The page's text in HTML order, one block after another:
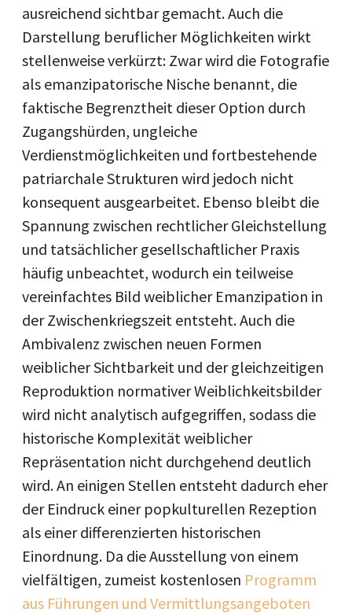
ausreichend sichtbar gemacht. Auch die
Darstellung beruflicher Möglichkeiten wirkt
stellenweise verkürzt: Zwar wird die Fotografie
als emanzipatorische Nische benannt, die
faktische Begrenztheit dieser Option durch
Zugangshürden, ungleiche
Verdienstmöglichkeiten und fortbestehende
patriarchale Strukturen wird jedoch nicht
konsequent ausgearbeitet. Ebenso bleibt die
Spannung zwischen rechtlicher Gleichstellung
und tatsächlicher gesellschaftlicher Praxis
häufig unbeachtet, wodurch ein teilweise
vereinfachtes Bild weiblicher Emanzipation in
der Zwischenkriegszeit entsteht. Auch die
Ambivalenz zwischen neuen Formen
weiblicher Sichtbarkeit und der gleichzeitigen
Reproduktion normativer Weiblichkeitsbilder
wird nicht analytisch aufgegriffen, sodass die
historische Komplexität weiblicher
Repräsentation nicht durchgehend deutlich
wird. An einigen Stellen entsteht dadurch eher
der Eindruck einer popkulturellen Rezeption
als einer differenzierten historischen
Einordnung. Da die Ausstellung von einem
vielfältigen, zumeist kostenlosen Programm
aus Führungen und Vermittlungsangeboten